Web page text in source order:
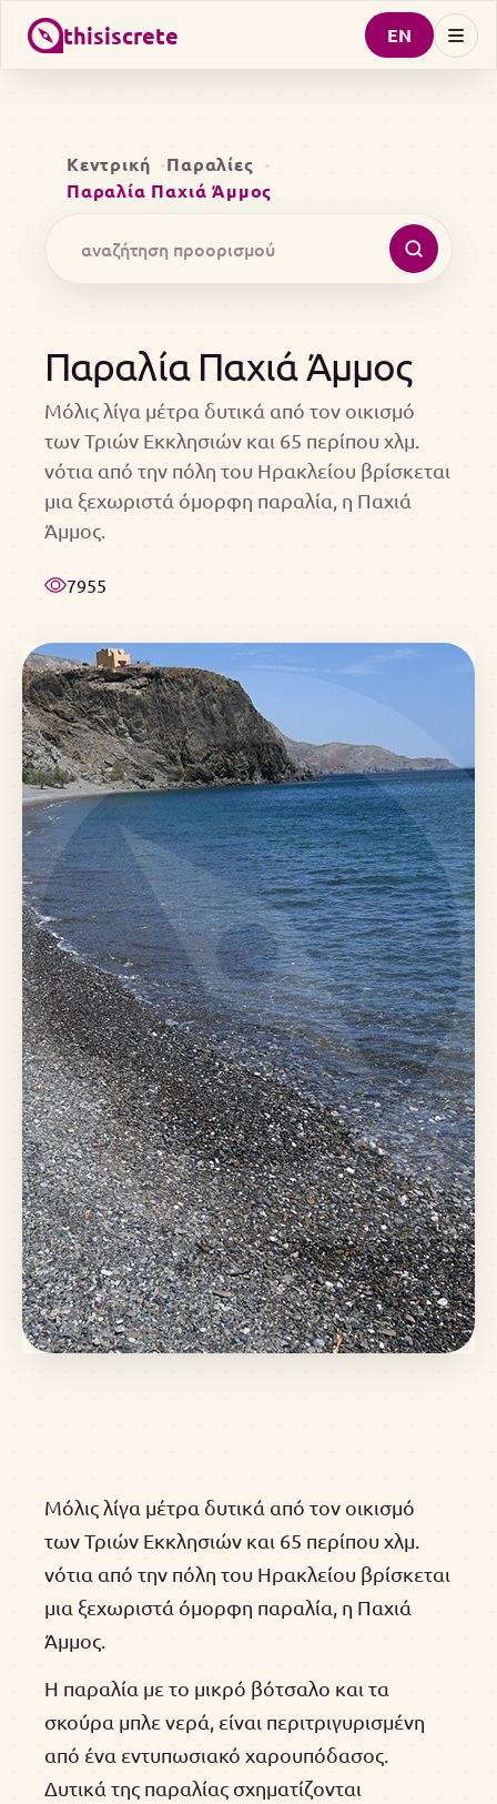
thisiscrete EN
Κεντρική
Παραλίες
Παραλία Παχιά Άμμος
Παραλία Παχιά Άμμος
Μόλις λίγα μέτρα δυτικά από τον οικισμό
των Τριών Εκκλησιών και 65 περίπου χλμ.
νότια από την πόλη του Ηρακλείου βρίσκεται
μια ξεχωριστά όμορφη παραλία, η Παχιά
Άμμος.
7955
Μόλις λίγα μέτρα δυτικά από τον οικισμό
των Τριών Εκκλησιών και 65 περίπου χλμ.
νότια από την πόλη του Ηρακλείου βρίσκεται
μια ξεχωριστά όμορφη παραλία, η Παχιά
Άμμος.
Η παραλία με το μικρό βότσαλο και τα
σκούρα μπλε νερά, είναι περιτριγυρισμένη
από ένα εντυπωσιακό χαρουπόδασος.
Δυτικά της παραλίας σχηματίζονται